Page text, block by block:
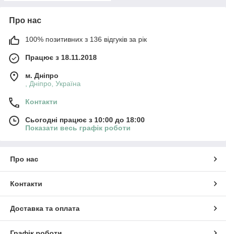
Про нас
100% позитивних з 136 відгуків за рік
Працює з 18.11.2018
м. Дніпро
, Дніпро, Україна
Контакти
Сьогодні працює з 10:00 до 18:00
Показати весь графік роботи
Про нас
Контакти
Доставка та оплата